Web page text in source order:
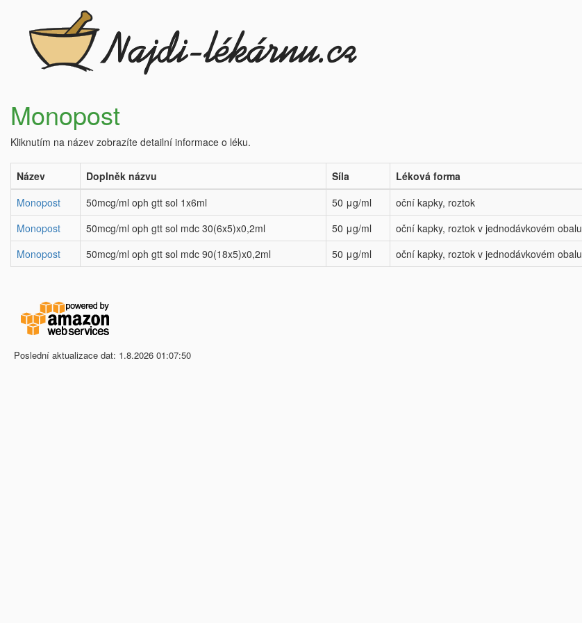
Monopost
Kliknutím na název zobrazíte detailní informace o léku.
Název Doplněk názvu Síla Léková forma
Monopost
50mcg/ml oph gtt sol 1x6ml 50 μg/ml oční kapky, roztok
Monopost
50mcg/ml oph gtt sol mdc 30(6x5)x0,2ml 50 μg/ml oční kapky, roztok v jednodávkovém obalu
Monopost
50mcg/ml oph gtt sol mdc 90(18x5)x0,2ml 50 μg/ml oční kapky, roztok v jednodávkovém obalu
Poslední aktualizace dat: 1.8.2026 01:07:50